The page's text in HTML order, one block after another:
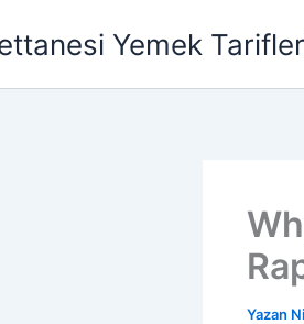
Yemek
Yazan